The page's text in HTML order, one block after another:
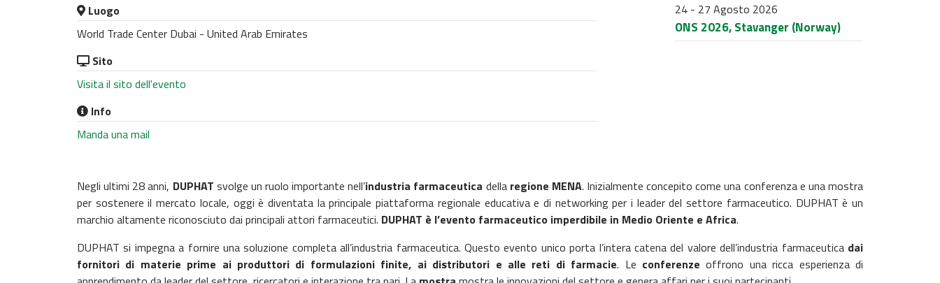
Luogo
World Trade Center Dubai - United Arab Emirates
Sito
Visita il sito dell'evento
Info
Manda una mail
24 - 27 Agosto 2026
ONS 2026, Stavanger (Norway)
Negli ultimi 28 anni, DUPHAT svolge un ruolo importante nell’industria farmaceutica della regione MENA. Inizialmente concepito come una conferenza e una mostra
per sostenere il mercato locale, oggi è diventata la principale piattaforma regionale educativa e di networking per i leader del settore farmaceutico. DUPHAT è un
marchio altamente riconosciuto dai principali attori farmaceutici. DUPHAT è l’evento farmaceutico imperdibile in Medio Oriente e Africa.
DUPHAT si impegna a fornire una soluzione completa all’industria farmaceutica. Questo evento unico porta l’intera catena del valore dell’industria farmaceutica dai
fornitori di materie prime ai produttori di formulazioni finite, ai distributori e alle reti di farmacie. Le conferenze offrono una ricca esperienza di